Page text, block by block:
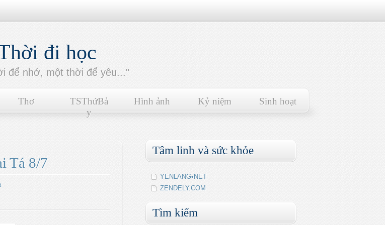
đi học
để nhớ, một thời để yêu..."
Thơ
TSThứBả
y
Hình ảnh Kỷ niệm Sinh hoạt
Tá 8/7
Tâm linh và sức khỏe
YENLANG•NET
ZENDELY.COM
Tìm kiếm